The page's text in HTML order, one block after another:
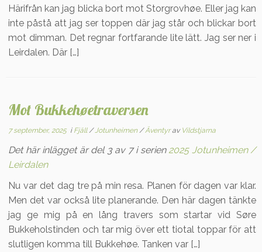
Härifrån kan jag blicka bort mot Storgrovhøe. Eller jag kan
inte påstå att jag ser toppen där jag står och blickar bort
mot dimman. Det regnar fortfarande lite lätt. Jag ser ner i
Leirdalen. Där […]
Mot Bukkehøetraversen
7 september, 2025i Fjäll/Jotunheimen/Äventyrav Vildstjarna
Det här inlägget är del 3 av 7 i serien 2025 Jotunheimen /
Leirdalen
Nu var det dag tre på min resa. Planen för dagen var klar.
Men det var också lite planerande. Den här dagen tänkte
jag ge mig på en lång travers som startar vid Søre
Bukkeholstinden och tar mig över ett tiotal toppar för att
slutligen komma till Bukkehøe. Tanken var […]